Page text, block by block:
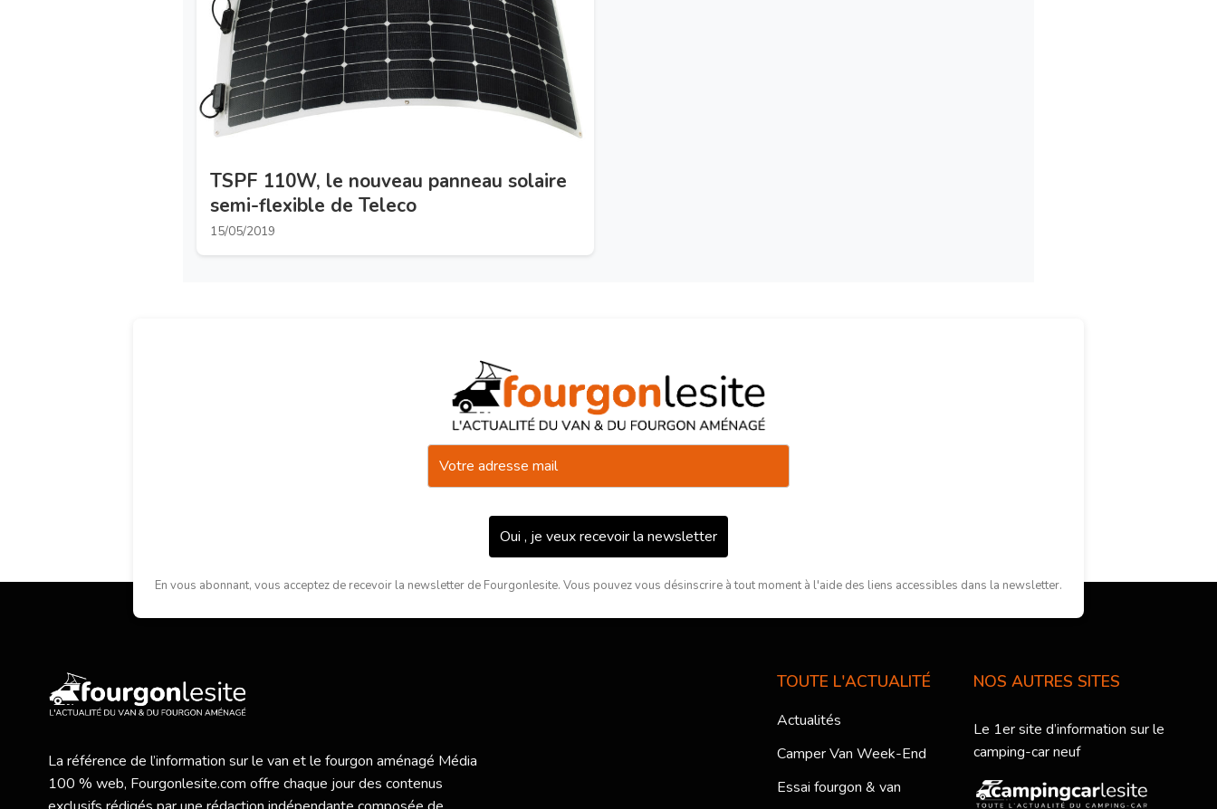
TSPF 110W, le nouveau panneau solaire
semi-flexible de Teleco
15/05/2019
Oui , je veux recevoir la newsletter
En vous abonnant, vous acceptez de recevoir la newsletter de Fourgonlesite. Vous pouvez vous désinscrire à tout moment à l'aide des liens accessibles dans la newsletter.
La référence de l’information sur le van et le fourgon aménagé Média
100 % web, Fourgonlesite.com offre chaque jour des contenus
TOUTE L'ACTUALITÉ
Actualités
Camper Van Week-End
Essai fourgon & van
NOS AUTRES SITES
Le 1er site d’information sur le
camping-car neuf